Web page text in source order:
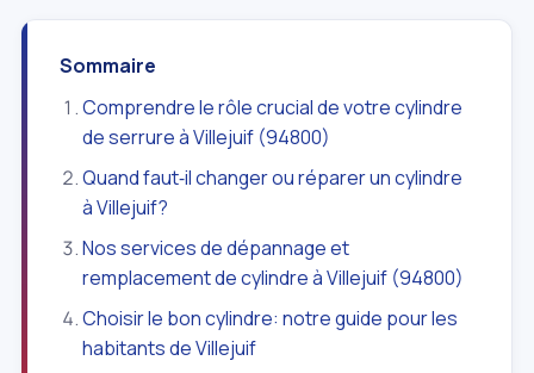
Sommaire
Comprendre le rôle crucial de votre cylindre
de serrure à Villejuif (94800)
Quand faut‑il changer ou réparer un cylindre
à Villejuif?
Nos services de dépannage et
remplacement de cylindre à Villejuif (94800)
Choisir le bon cylindre: notre guide pour les
habitants de Villejuif